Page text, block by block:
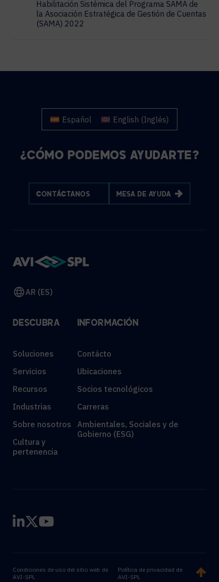
Habilitación Sistémica del Programa SAMA de
la Asociación Estratégica de Gestión de Cuentas
(SAMA) 2022
Español English (Inglés)
¿CÓMO PODEMOS AYUDARTE?
CONTÁCTANOS MESA DE AYUDA
AR (ES)
DESCUBRA
Soluciones
Servicios
Recursos
Industrias
Sobre nosotros
Cultura y
pertenencia
INFORMACIÓN
Contácto
Ubicaciones
Socios tecnológicos
Carreras
Ambientales, Sociales y de
Gobierno (ESG)
Condiciones de uso del sitio web de
AVI-SPL
Política de privacidad de
AVI-SPL